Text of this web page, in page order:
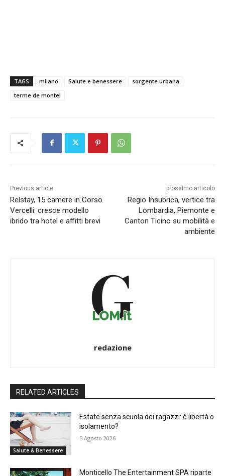
TAGS milano Salute e benessere
sorgente urbana
terme de montel
Previous article
Relstay, 15 camere in Corso
Vercelli: cresce modello
ibrido tra hotel e affitti brevi
prossimo articolo
Regio Insubrica, vertice tra
Lombardia, Piemonte e
Canton Ticino su mobilità e
ambiente
redazione
RELATED ARTICLES
Salute & Benessere
Estate senza scuola dei ragazzi: è libertà o
isolamento?
5 Agosto 2026
Monticello The Entertainment SPA riparte